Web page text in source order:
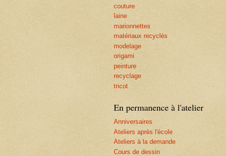
couture
laine
marionnettes
matériaux recyclés
modelage
origami
peinture
recyclage
tricot
En permanence à l'atelier
Anniversaires
Ateliers après l'école
Ateliers à la demande
Cours de dessin